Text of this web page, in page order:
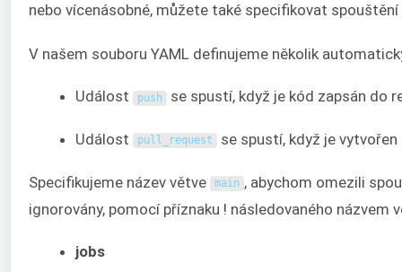
nebo vícenásobné, můžete také specifikovat
V našem souboru YAML definujeme několik
Událost push se spustí, když je kód zapsán do
Událost pull_request se spustí, když je
Specifikujeme název větve main , abychom omezili
ignorovány, pomocí příznaku ! následovaného názvem
jobs